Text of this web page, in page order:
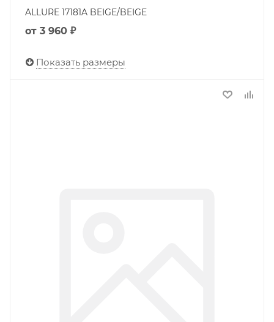
ALLURE 17181A BEIGE/BEIGE
от 3 960 ₽
Показать размеры